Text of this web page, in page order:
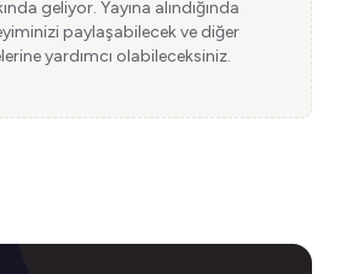
geliyor. Yayına alındığında
paylaşabilecek ve diğer
yardımcı olabileceksiniz.